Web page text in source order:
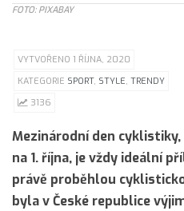
FOTO: PIXABAY
VYTVOŘENO 1 ŘÍJNA, 2020
KATEGORIE SPORT, STYLE, TRENDY
3136
Mezinárodní den
na 1. října, je vždy ideální
právě proběhlou
byla v České republice